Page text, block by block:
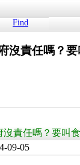
Find
沒責任嗎？
責任嗎？要叫
09-05